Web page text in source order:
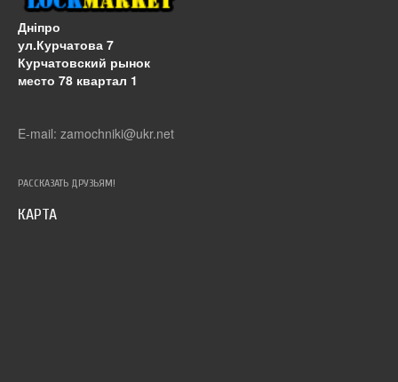
Дніпро
ул.Курчатова 7
Курчатовский рынок
место 78 квартал 1
E-mail: zamochniki@ukr.net
РАССКАЗАТЬ ДРУЗЬЯМ!
КАРТА